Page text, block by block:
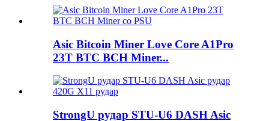
Asic Bitcoin Miner Love Core A1Pro
23T BTC BCH Miner...
StrongU рудар STU-U6 DASH Asic